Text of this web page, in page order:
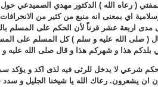
( رعاه الله ) الدكتور مهدي الصميدعي
اي بمعنى انه منبع من كثير من
مدى اربعة عشر قرناً لأن الحكم على المسلم
( صلى الله عليه و سلم ) كل المسلم على
بلدكم هذا و شهركم هذا و قال صلى الله عليه و
شرعي لا يدخل للرثى فيه لذى اكد و يؤكد
ان يشعرون. رعاك الله يا شيخنا الجليل و